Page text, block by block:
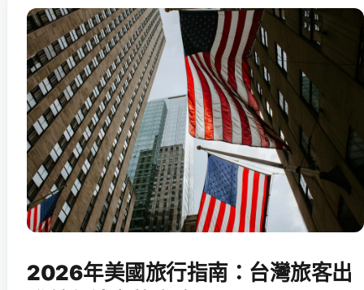
2026年美國旅行指南：台灣旅客出